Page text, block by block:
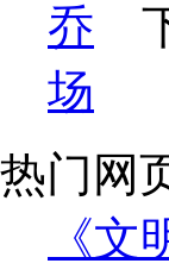
乔
场
热门网
《